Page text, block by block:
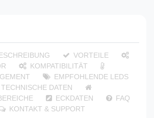
VORTEILE
KOMPATIBILITÄT
EMPFOHLENDE LEDS
TECHNISCHE DATEN
ECKDATEN
FAQ
KONTAKT & SUPPORT